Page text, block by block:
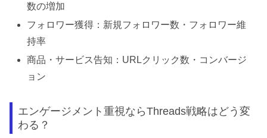
数の増加
フォロワー獲得：新規フォロワー数・フォロワー維
持率
商品・サービス告知：URLクリック数・コンバージ
ョン
エンゲージメント重視ならThreads戦略はどう変
わる？